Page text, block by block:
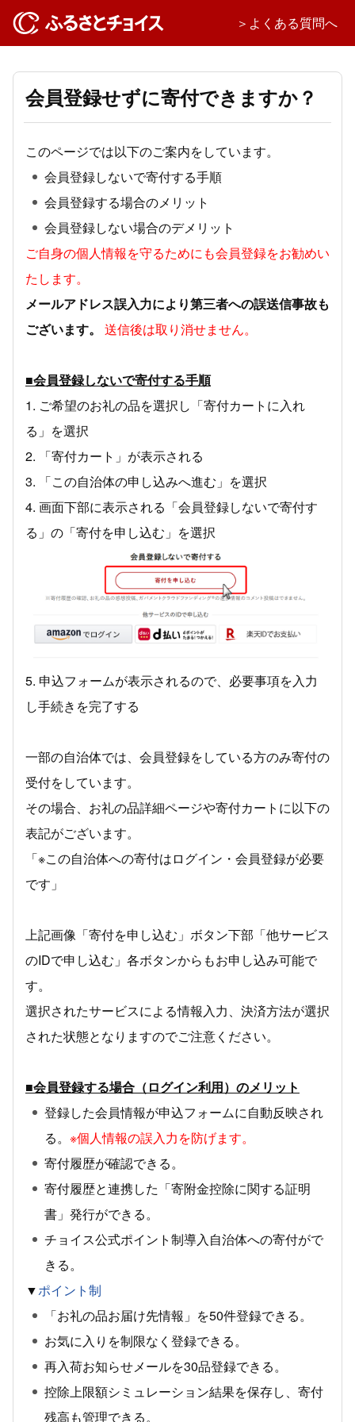
＞よくある質問へ
会員登録せずに寄付できますか？
このページでは以下のご案内をしています。
会員登録しないで寄付する手順
会員登録する場合のメリット
会員登録しない場合のデメリット
ご自身の個人情報を守るためにも会員登録をお勧めい
たします。
メールアドレス誤入力により第三者への誤送信事故も
ございます。
送信後は取り消せません。
■会員登録しないで寄付する手順
1. ご希望のお礼の品を選択し「寄付カートに入れ
る」を選択
2. 「寄付カート」が表示される
3. 「この自治体の申し込みへ進む」を選択
4. 画面下部に表示される「会員登録しないで寄付す
る」の「寄付を申し込む」を選択
5. 申込フォームが表示されるので、必要事項を入力
し手続きを完了する
一部の自治体では、会員登録をしている方のみ寄付の
受付をしています。
その場合、お礼の品詳細ページや寄付カートに以下の
表記がございます。
「※この自治体への寄付はログイン・会員登録が必要
です」
上記画像「寄付を申し込む」ボタン下部「他サービス
のIDで申し込む」各ボタンからもお申し込み可能で
す。
選択されたサービスによる情報入力、決済方法が選択
された状態となりますのでご注意ください。
■会員登録する場合（ログイン利用）のメリット
登録した会員情報が申込フォームに自動反映され
る。 ※個人情報の誤入力を防げます。
寄付履歴が確認できる。
寄付履歴と連携した「寄附金控除に関する証明
書」発行ができる。
チョイス公式ポイント制導入自治体への寄付がで
きる。
▼ポイント制
「お礼の品お届け先情報」を50件登録できる。
お気に入りを制限なく登録できる。
再入荷お知らせメールを30品登録できる。
控除上限額シミュレーション結果を保存し、寄付
残高も管理できる。